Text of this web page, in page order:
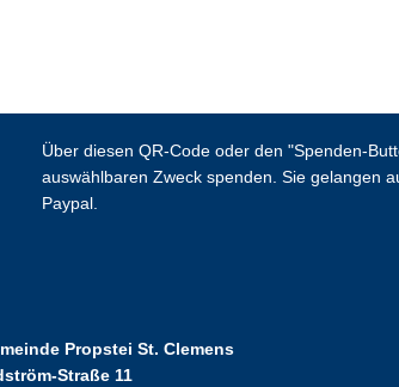
Über diesen QR-Code oder den "Spenden-
auswählbaren Zweck spenden. Sie gelangen
Paypal.
Propstei St. Clemens
Straße 11